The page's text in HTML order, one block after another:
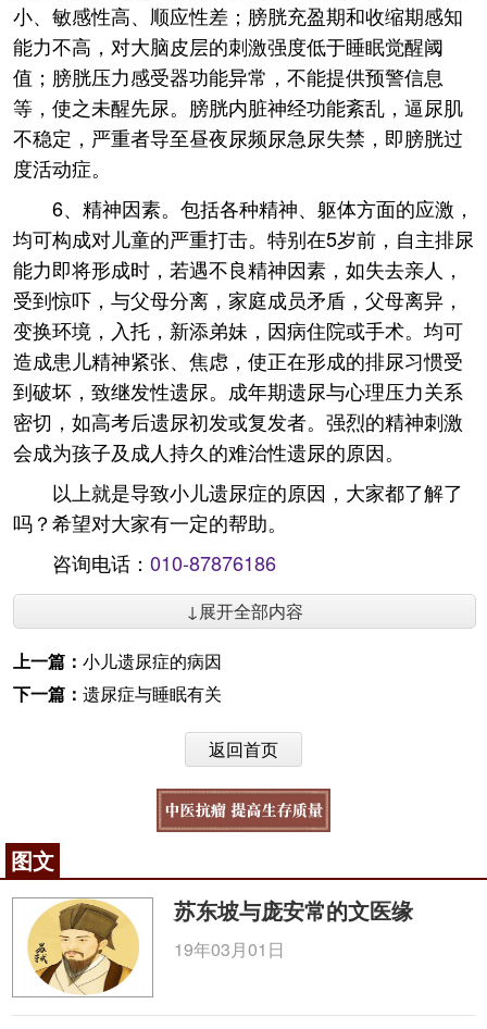
小、敏感性高、顺应性差；膀胱充盈期和收缩期感知
能力不高，对大脑皮层的刺激强度低于睡眠觉醒阈
值；膀胱压力感受器功能异常，不能提供预警信息
等，使之未醒先尿。膀胱内脏神经功能紊乱，逼尿肌
不稳定，严重者导至昼夜尿频尿急尿失禁，即膀胱过
度活动症。
6、精神因素。包括各种精神、躯体方面的应激，
均可构成对儿童的严重打击。特别在5岁前，自主排尿
能力即将形成时，若遇不良精神因素，如失去亲人，
受到惊吓，与父母分离，家庭成员矛盾，父母离异，
变换环境，入托，新添弟妹，因病住院或手术。均可
造成患儿精神紧张、焦虑，使正在形成的排尿习惯受
到破坏，致继发性遗尿。成年期遗尿与心理压力关系
密切，如高考后遗尿初发或复发者。强烈的精神刺激
会成为孩子及成人持久的难治性遗尿的原因。
以上就是导致小儿遗尿症的原因，大家都了解了
吗？希望对大家有一定的帮助。
咨询电话： 010-87876186
↓展开全部内容
上一篇： 小儿遗尿症的病因
下一篇： 遗尿症与睡眠有关
返回首页
图文
苏东坡与庞安常的文医缘
19年03月01日